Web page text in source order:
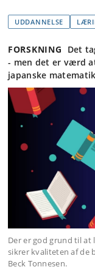
UDDANNELSE
FORSKNING
Det
- men det er værd
japanske
Der er god grund til at
sikrer kvaliteten af de
Beck Tonnesen.